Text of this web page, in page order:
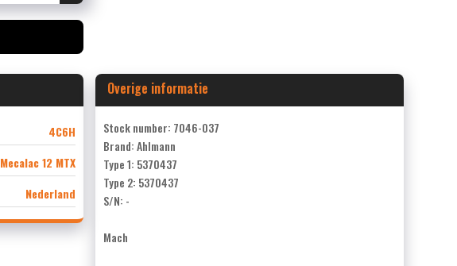
4C6H
Mecalac 12 MTX
Nederland
Overige informatie
Stock number: 7046-037
Brand: Ahlmann
Type 1: 5370437
Type 2: 5370437
S/N: -
Mach